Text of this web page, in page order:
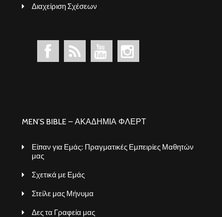
Διαχείριση Σχέσεων
MEN’S BIBLE – ΑΚΑΔΗΜΙΑ ΦΛΕΡΤ
Είπαν για Εμάς: Πραγματικές Εμπειρίες Μαθητών
μας
Σχετικά με Εμάς
Στείλε μας Μήνυμα
Δες τα Γραφεία μας